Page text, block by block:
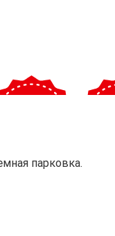
парковка.